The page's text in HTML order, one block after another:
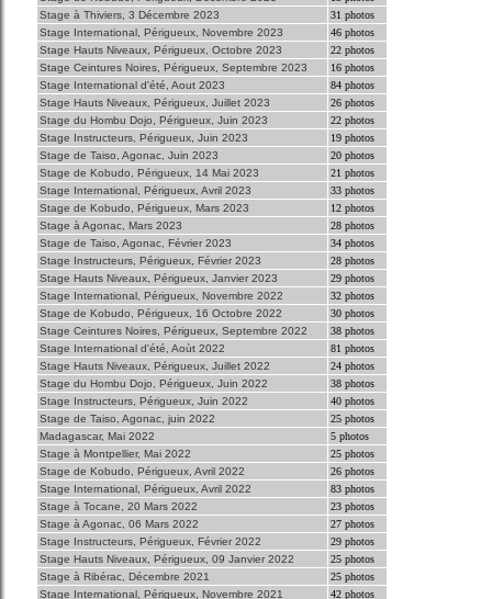
Stage à Thiviers, 3 Décembre 2023
31 photos
Stage International, Périgueux, Novembre 2023
46 photos
Stage Hauts Niveaux, Périgueux, Octobre 2023
22 photos
Stage Ceintures Noires, Périgueux, Septembre 2023
16 photos
Stage International d'été, Aout 2023
84 photos
Stage Hauts Niveaux, Périgueux, Juillet 2023
26 photos
Stage du Hombu Dojo, Périgueux, Juin 2023
22 photos
Stage Instructeurs, Périgueux, Juin 2023
19 photos
Stage de Taiso, Agonac, Juin 2023
20 photos
Stage de Kobudo, Périgueux, 14 Mai 2023
21 photos
Stage International, Périgueux, Avril 2023
33 photos
Stage de Kobudo, Périgueux, Mars 2023
12 photos
Stage à Agonac, Mars 2023
28 photos
Stage de Taiso, Agonac, Février 2023
34 photos
Stage Instructeurs, Périgueux, Février 2023
28 photos
Stage Hauts Niveaux, Périgueux, Janvier 2023
29 photos
Stage International, Périgueux, Novembre 2022
32 photos
Stage de Kobudo, Périgueux, 16 Octobre 2022
30 photos
Stage Ceintures Noires, Périgueux, Septembre 2022
38 photos
Stage International d'été, Aoùt 2022
81 photos
Stage Hauts Niveaux, Périgueux, Juillet 2022
24 photos
Stage du Hombu Dojo, Périgueux, Juin 2022
38 photos
Stage Instructeurs, Périgueux, Juin 2022
40 photos
Stage de Taiso, Agonac, juin 2022
25 photos
Madagascar, Mai 2022
5 photos
Stage à Montpellier, Mai 2022
25 photos
Stage de Kobudo, Périgueux, Avril 2022
26 photos
Stage International, Périgueux, Avril 2022
83 photos
Stage à Tocane, 20 Mars 2022
23 photos
Stage à Agonac, 06 Mars 2022
27 photos
Stage Instructeurs, Périgueux, Février 2022
29 photos
Stage Hauts Niveaux, Périgueux, 09 Janvier 2022
25 photos
Stage à Ribérac, Décembre 2021
25 photos
Stage International, Périgueux, Novembre 2021
42 photos